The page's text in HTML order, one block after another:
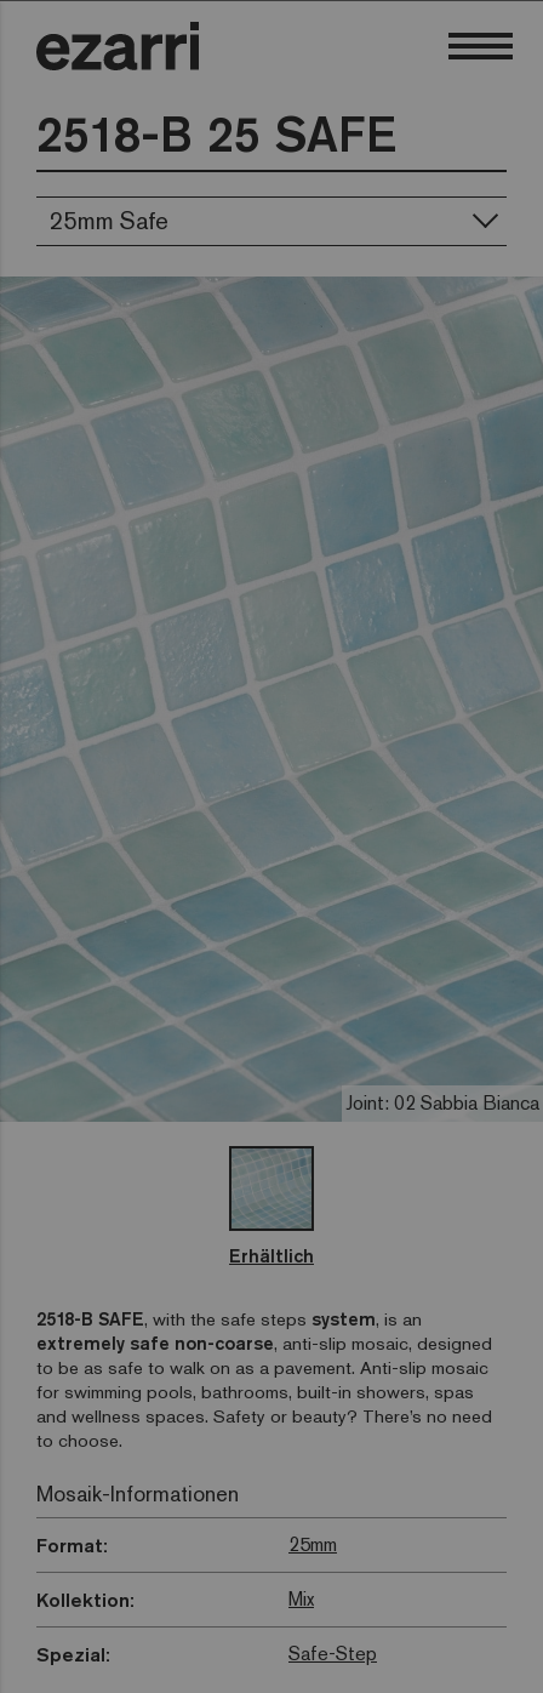
2518-B 25 SAFE
25mm Safe
Joint: 02 Sabbia Bianca
Erhältlich
2518-B SAFE, with the safe steps system, is an
extremely safe non-coarse, anti-slip mosaic, designed
to be as safe to walk on as a pavement. Anti-slip mosaic
for swimming pools, bathrooms, built-in showers, spas
and wellness spaces. Safety or beauty? There’s no need
to choose.
Mosaik-Informationen
Format: 25mm
Kollektion: Mix
Spezial: Safe-Step